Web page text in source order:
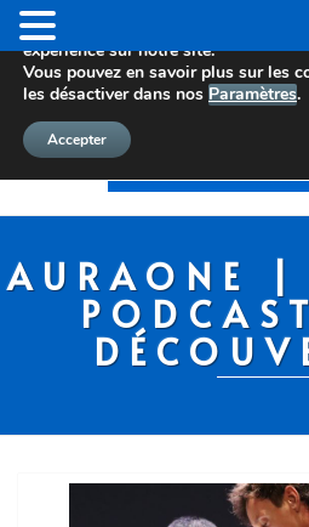
AURAONE |
Nous utilisons des cookies pour
expérience sur notre site.
Vous pouvez en savoir plus sur les
les désactiver dans nos Paramètres.
Accepter